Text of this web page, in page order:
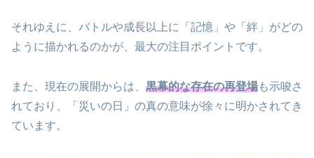
それゆえに、バトルや成長以上に「記憶」や「絆」がどの
ように描かれるのかが、最大の注目ポイントです。
また、現在の展開からは、 黒幕的な存在の再登場も示唆さ
れており、「災いの日」の真の意味が徐々に明かされてき
ています。